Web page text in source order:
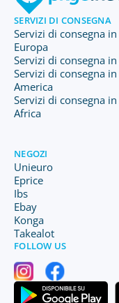
SERVIZI DI CONSEGNA
Servizi di consegna in
Europa
Servizi di consegna in
Servizi di consegna in
America
Servizi di consegna in
Africa
NEGOZI
Unieuro
Eprice
Ibs
Ebay
Konga
Takealot
FOLLOW US